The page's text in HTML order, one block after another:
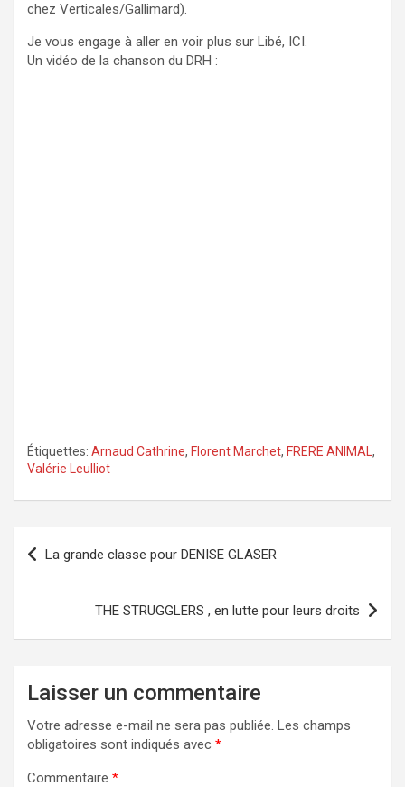
chez Verticales/Gallimard).
Je vous engage à aller en voir plus sur Libé, ICI.
Un vidéo de la chanson du DRH :
Étiquettes: Arnaud Cathrine, Florent Marchet, FRERE ANIMAL ,
Valérie Leulliot
Navigation
de
La grande classe pour DENISE GLASER
THE STRUGGLERS , en lutte pour leurs droits
Laisser un commentaire
Votre adresse e-mail ne sera pas publiée. Les champs
obligatoires sont indiqués avec *
Commentaire *